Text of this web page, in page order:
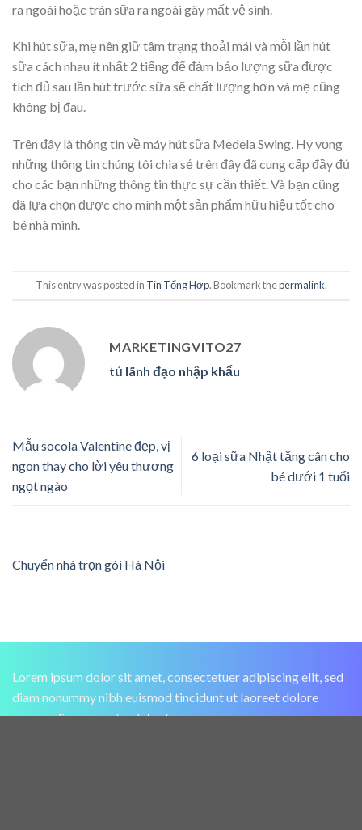
ra ngoài hoặc tràn sữa ra ngoài gây mất vệ sinh.
Khi hút sữa, mẹ nên giữ tâm trạng thoải mái và mỗi lần hút
sữa cách nhau ít nhất 2 tiếng để đảm bảo lượng sữa được
tích đủ sau lần hút trước sữa sẽ chất lượng hơn và mẹ cũng
không bị đau.
Trên đây là thông tin về máy hút sữa Medela Swing. Hy vọng
những thông tin chúng tôi chia sẻ trên đây đã cung cấp đầy đủ
cho các bạn những thông tin thực sự cần thiết. Và bạn cũng
đã lựa chọn được cho mình một sản phẩm hữu hiệu tốt cho
bé nhà mình.
This entry was posted in Tin Tổng Hợp. Bookmark thepermalink.
MARKETINGVITO27
tủ lãnh đạo nhập khẩu
Mẫu socola Valentine đẹp, vị
ngon thay cho lời yêu thương
ngọt ngào
6 loại sữa Nhật tăng cân cho
bé dưới 1 tuổi
Chuyển nhà trọn gói Hà Nội
Lorem ipsum dolor sit amet, consectetuer adipiscing elit, sed
diam nonummy nibh euismod tincidunt ut laoreet dolore
magna aliquam erat volutpat.